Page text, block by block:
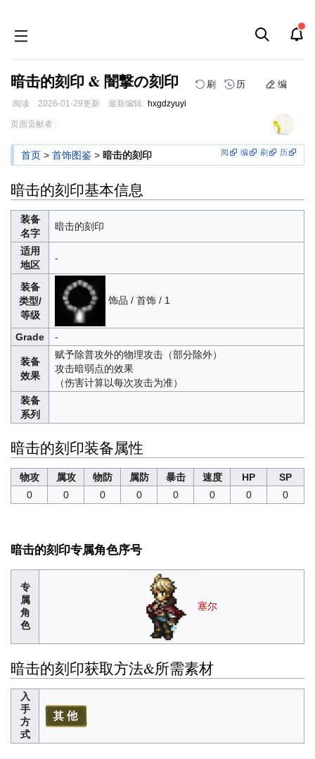
暗击的刻印 & 闇撃の刻印 刷 历 编
阅读 2026-01-29更新 最新编辑: hxgdzyuyi
跳
导
跳
搜
页面贡献者 :
首页 > 首饰图鉴 > 暗击的刻印 阅 编 刷 历
暗击的刻印基本信息
装备
名字
暗击的刻印
适用
地区
-
装备
类型/
等级
饰品 / 首饰 / 1
Grade -
装备
效果
赋予除普攻外的物理攻击（部分除外）
攻击暗弱点的效果
（伤害计算以每次攻击为准）
装备
系列
暗击的刻印装备属性
物攻 属攻 物防 属防 暴击 速度 HP
SP
0
0 0 0 0 0 0 0
暗击的刻印专属角色序号
专
属
角
色
塞尔
暗击的刻印获取方法&所需素材
入
手
方
式